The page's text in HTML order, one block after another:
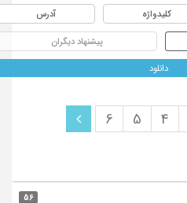
کلیدواژه آدرس
پیشنهاد دیگران
دانلود
4
5
6
56